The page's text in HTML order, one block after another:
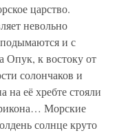
царство.
невольно
подымаются и с
Опук, к востоку от
солончаков и
на её хребте стояли
Морские
солнце круто